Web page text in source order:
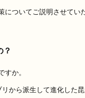
ついてご説明させてい
？
すか。
から派生して進化した昆